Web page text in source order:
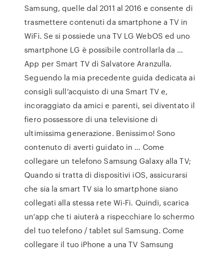
Samsung, quelle dal 2011 al 2016 e consente di
trasmettere contenuti da smartphone a TV in
WiFi. Se si possiede una TV LG WebOS ed uno
smartphone LG è possibile controllarla da …
App per Smart TV di Salvatore Aranzulla.
Seguendo la mia precedente guida dedicata ai
consigli sull’acquisto di una Smart TV e,
incoraggiato da amici e parenti, sei diventato il
fiero possessore di una televisione di
ultimissima generazione. Benissimo! Sono
contenuto di averti guidato in … Come
collegare un telefono Samsung Galaxy alla TV;
Quando si tratta di dispositivi iOS, assicurarsi
che sia la smart TV sia lo smartphone siano
collegati alla stessa rete Wi-Fi. Quindi, scarica
un’app che ti aiuterà a rispecchiare lo schermo
del tuo telefono / tablet sul Samsung. Come
collegare il tuo iPhone a una TV Samsung